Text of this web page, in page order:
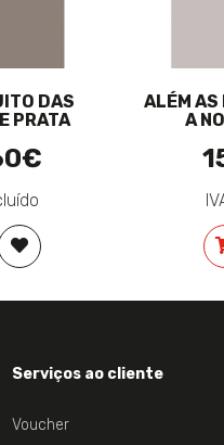
DAS
PRATA
ADICIONAR À LISTA DE
ALÉM AS
A
Serviços ao cliente
Voucher